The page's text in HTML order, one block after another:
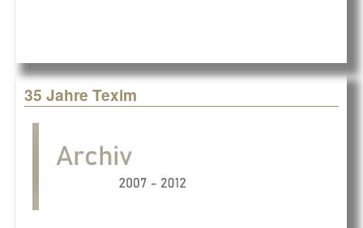
35 Jahre Texim